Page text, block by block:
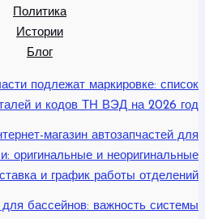
Политика
Истории
Блог
подлежат маркировке: список
и кодов ТН ВЭД на 2026 год
магазин автозапчастей для
оригинальные и неоригинальные
и график работы отделений
бассейнов: важность системы